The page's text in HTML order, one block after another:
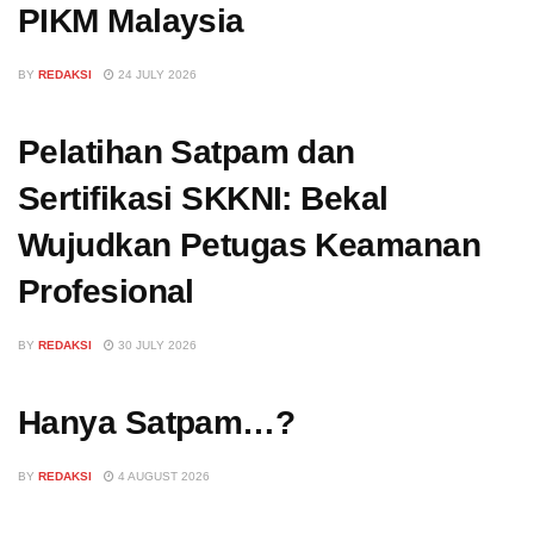
PIKM Malaysia
BY REDAKSI 24 JULY 2026
Pelatihan Satpam dan
Sertifikasi SKKNI: Bekal
Wujudkan Petugas Keamanan
Profesional
BY REDAKSI 30 JULY 2026
Hanya Satpam…?
BY REDAKSI 4 AUGUST 2026